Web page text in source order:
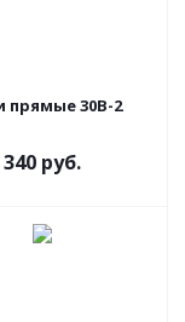
Пони прямые 30В-2
340 руб.